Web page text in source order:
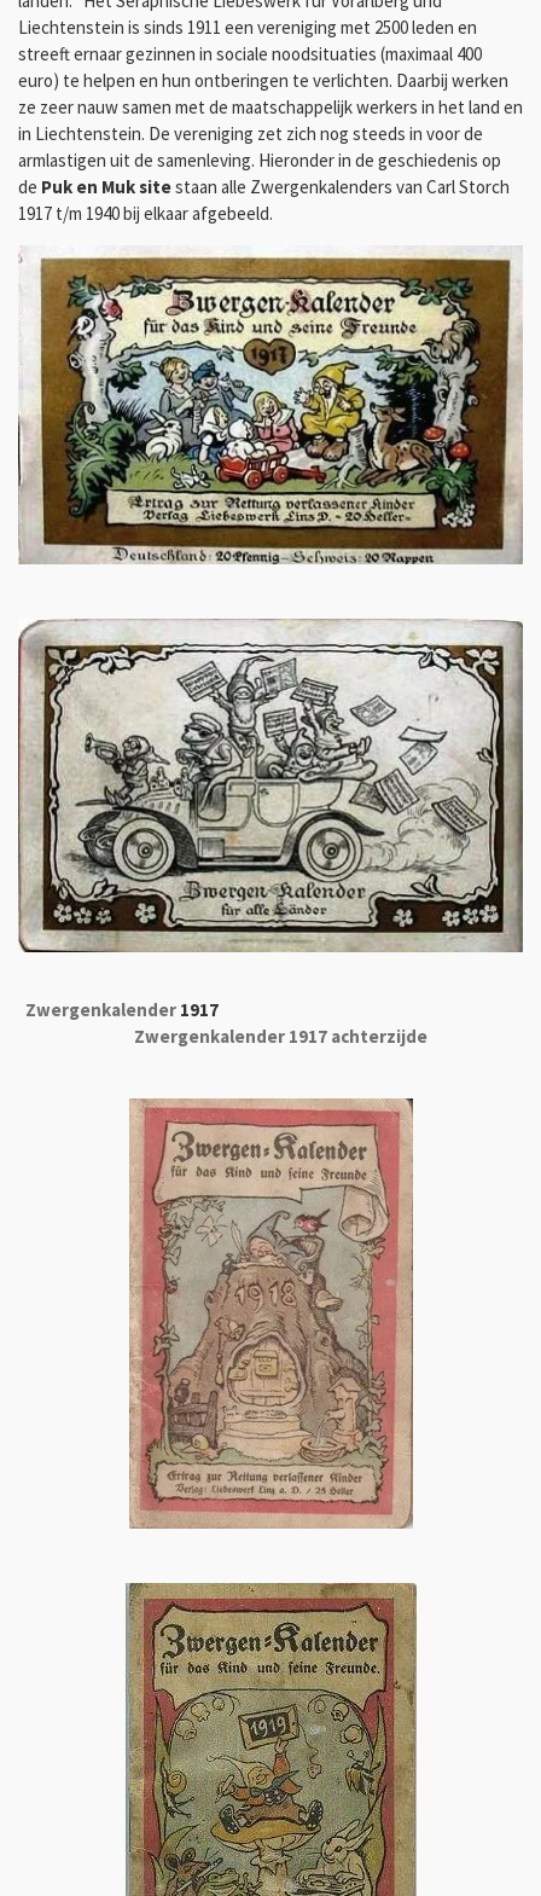
Liechtenstein is sinds 1911 een vereniging met 2500 leden en
streeft ernaar gezinnen in sociale noodsituaties (maximaal 400
euro) te helpen en hun ontberingen te verlichten. Daarbij werken
ze zeer nauw samen met de maatschappelijk werkers in het land en
in Liechtenstein. De vereniging zet zich nog steeds in voor de
armlastigen uit de samenleving. Hieronder in de geschiedenis op
de Puk en Muk sitestaan alle Zwergenkalenders van Carl Storch
1917 t/m 1940 bij elkaar afgebeeld.
Zwergenkalender 1917
Zwergenkalender 1917 achterzijde